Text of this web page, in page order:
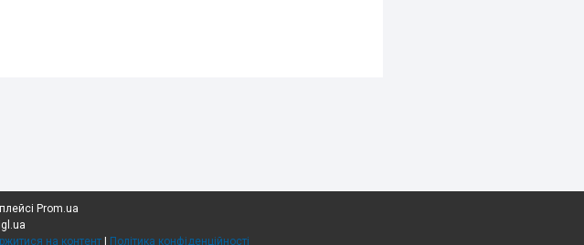
Prom.ua
на контент Політика конфіденційності